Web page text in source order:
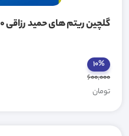
گلچین ریتم های حمید رزاقی PA900
10%
600,000
تومان